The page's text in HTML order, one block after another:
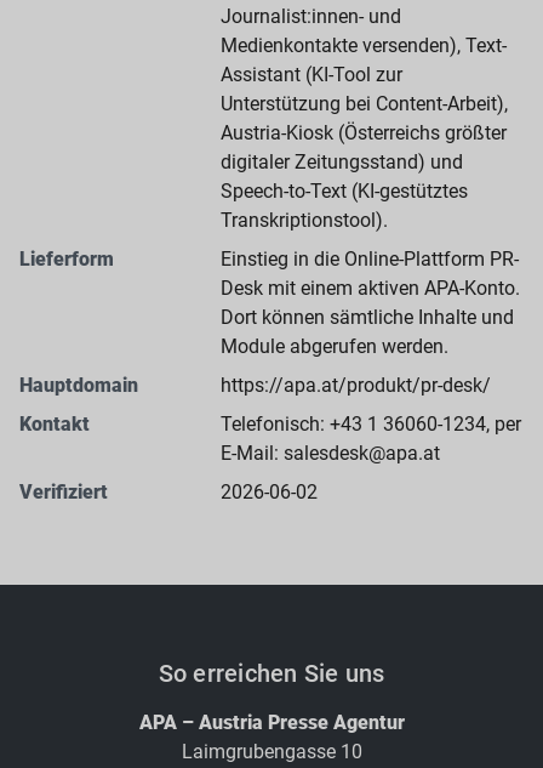
Journalist:innen- und
Medienkontakte versenden), Text-
Assistant (KI-Tool zur
Unterstützung bei Content-Arbeit),
Austria-Kiosk (Österreichs größter
digitaler Zeitungsstand) und
Speech-to-Text (KI-gestütztes
Transkriptionstool).
Lieferform
Einstieg in die Online-Plattform PR-
Desk mit einem aktiven APA-Konto.
Dort können sämtliche Inhalte und
Module abgerufen werden.
Hauptdomain
https://apa.at/produkt/pr-desk/
Kontakt
Telefonisch: +43 1 36060-1234, per
E-Mail: salesdesk@apa.at
Verifiziert
2026-06-02
So erreichen Sie uns
APA – Austria Presse Agentur
Laimgrubengasse 10